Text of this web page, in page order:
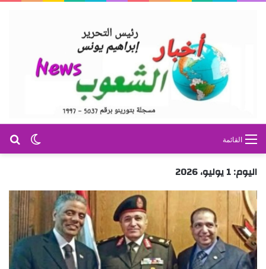
الوضع القائمة
اليوم:1 يوليو، 2026